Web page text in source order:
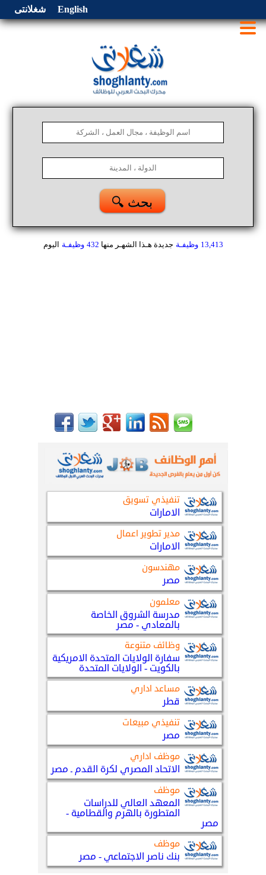
شغلانتى English
🔍 بحث
13,413 وظيفـة جديدة هـذا الشهـر منها 432 وظيفـة اليوم